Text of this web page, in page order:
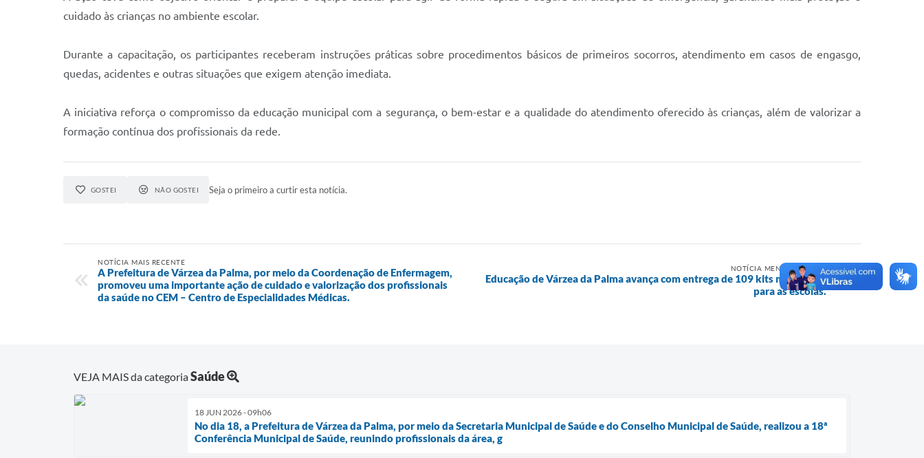
cuidado às crianças no ambiente escolar.
Durante a capacitação, os participantes receberam instruções práticas sobre procedimentos básicos de primeiros socorros, atendimento em casos de engasgo,
quedas, acidentes e outras situações que exigem atenção imediata.
A iniciativa reforça o compromisso da educação municipal com a segurança, o bem-estar e a qualidade do atendimento oferecido às crianças, além de valorizar a
formação contínua dos profissionais da rede.
GOSTEI NÃO GOSTEI Seja o primeiro a curtir esta notícia.
NOTÍCIA MAIS RECENTE
A Prefeitura de Várzea da Palma, por meio da Coordenação de Enfermagem,
promoveu uma importante ação de cuidado e valorização dos profissionais
da saúde no CEM – Centro de Especialidades Médicas.
NOTÍCIA MENOS RECENTE
Educação de Várzea da Palma avança com entrega de 109 kits multimídia
para as escolas.
VEJA MAIS da categoriaSaúde
18 JUN 2026 - 09h06
No dia 18, a Prefeitura de Várzea da Palma, por meio da Secretaria Municipal de Saúde e do Conselho Municipal de Saúde, realizou a 18ª
Conferência Municipal de Saúde, reunindo profissionais da área, g